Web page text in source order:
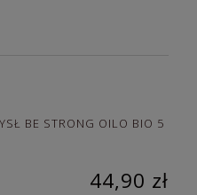
BE STRONG OILO BIO 5
44,90 zł